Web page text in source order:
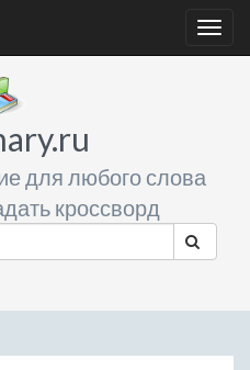
для любого слова
кроссворд